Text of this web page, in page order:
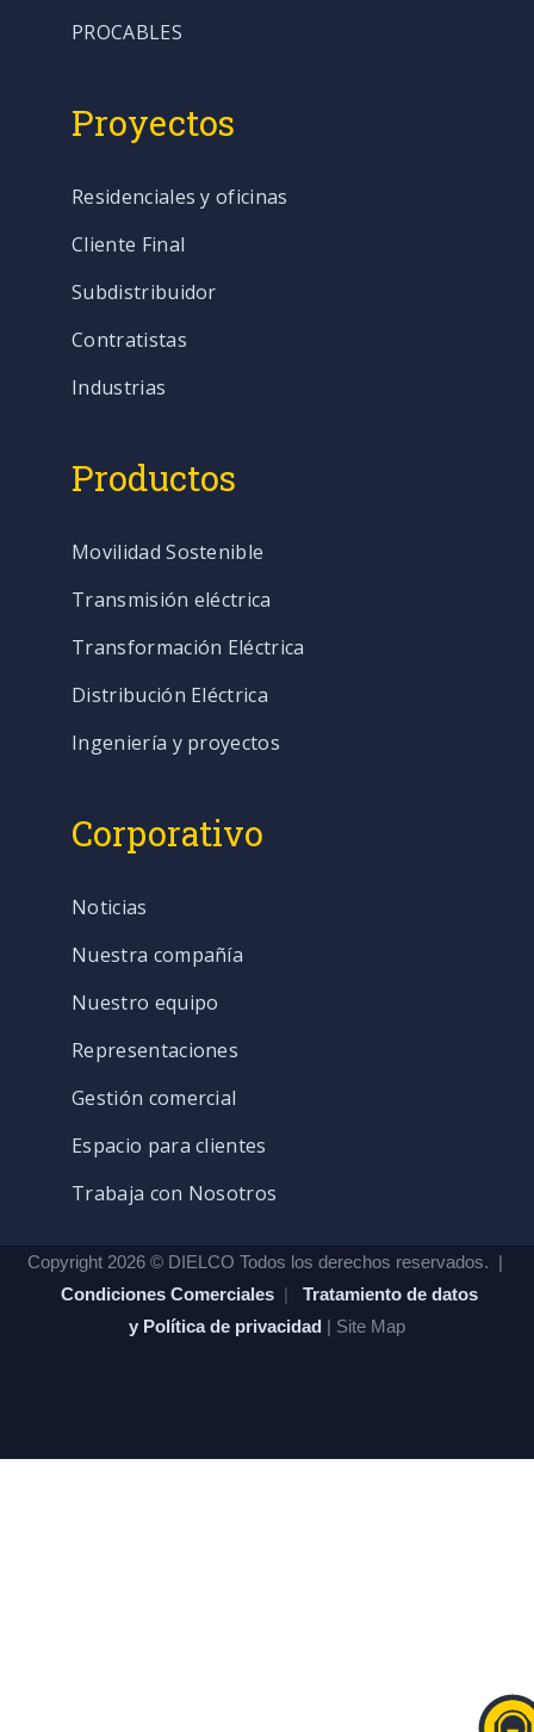
PROCABLES
Proyectos
Residenciales y oficinas
Cliente Final
Subdistribuidor
Contratistas
Industrias
Productos
Movilidad Sostenible
Transmisión eléctrica
Transformación Eléctrica
Distribución Eléctrica
Ingeniería y proyectos
Corporativo
Noticias
Nuestra compañía
Nuestro equipo
Representaciones
Gestión comercial
Espacio para clientes
Trabaja con Nosotros
Copyright 2026 © DIELCO Todos los derechos reservados. |
Condiciones Comerciales | Tratamiento de datos
y Política de privacidad | Site Map